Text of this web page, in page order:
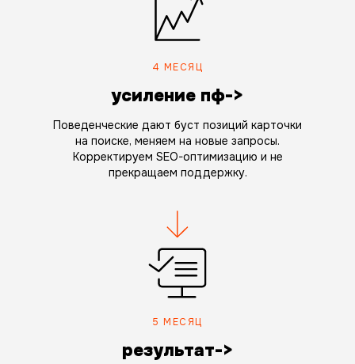
4 МЕСЯЦ
усиление пф->
Поведенческие дают буст позиций карточки
на поиске, меняем на новые запросы.
Корректируем SEO-оптимизацию и не
прекращаем поддержку.
5 МЕСЯЦ
результат->